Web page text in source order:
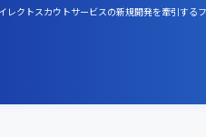
クトスカウトサービスの新規開発を牽引